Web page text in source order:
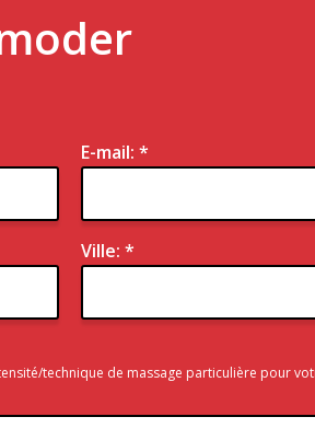
E-mail: *
Ville: *
technique de massage particulière pour